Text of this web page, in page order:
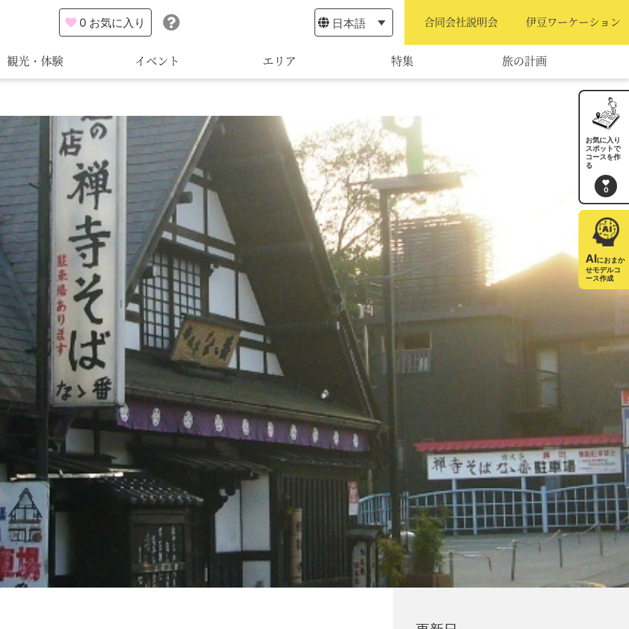
観光・体験 イベント エリア 特集 旅の計画
AIルートプランナー
アクセス
日本語 合同会社説明会 伊豆ワーケーション
0 お気に入り
お気に入り
スポットで
コースを作
る
0
AIにおまか
せモデルコ
ース作成